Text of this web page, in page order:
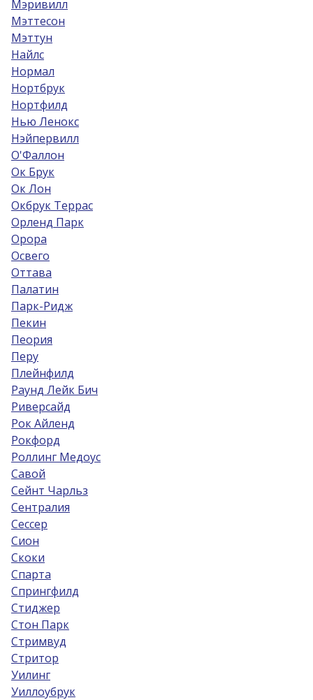
Мэривилл
Мэттесон
Мэттун
Найлс
Нормал
Нортбрук
Нортфилд
Нью Ленокс
Нэйпервилл
О'Фаллон
Ок Брук
Ок Лон
Окбрук Террас
Орленд Парк
Орора
Освего
Оттава
Палатин
Парк-Ридж
Пекин
Пеория
Перу
Плейнфилд
Раунд Лейк Бич
Риверсайд
Рок Айленд
Рокфорд
Роллинг Медоус
Савой
Сейнт Чарльз
Сентралия
Сессер
Сион
Скоки
Спарта
Спрингфилд
Стиджер
Стон Парк
Стримвуд
Стритор
Уилинг
Уиллоубрук